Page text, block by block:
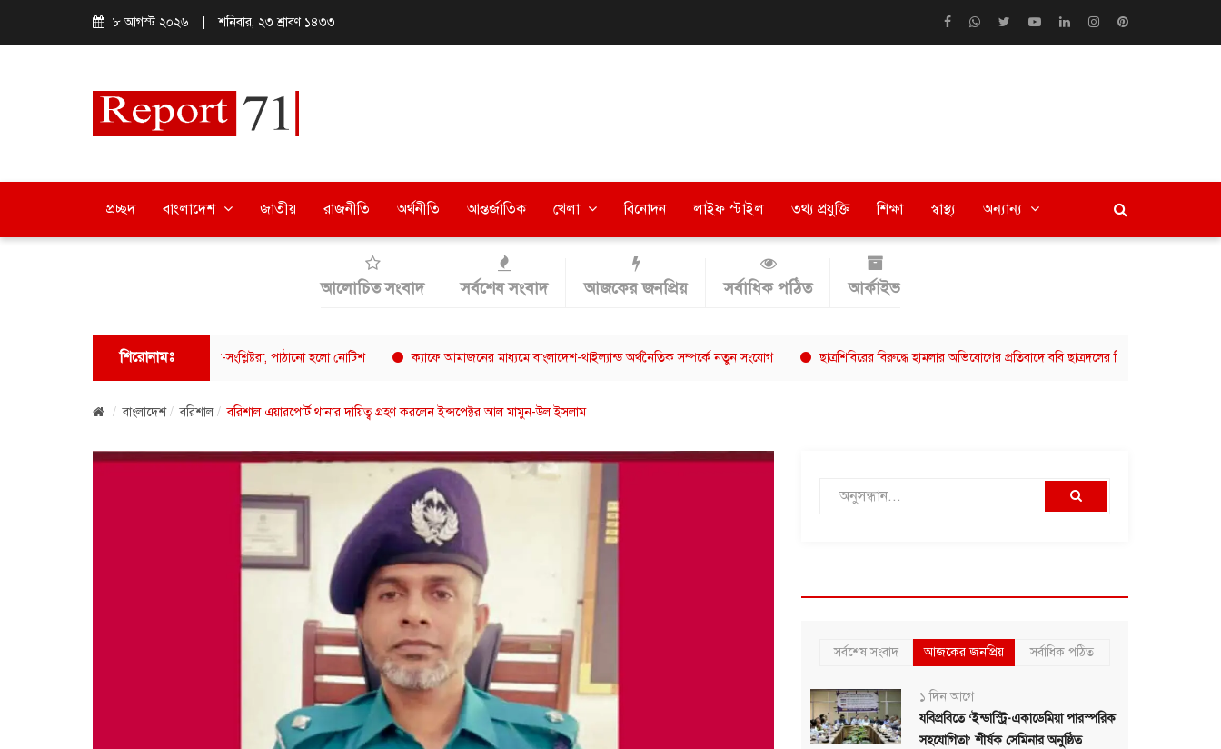
৮ আগস্ট ২০২৬ শনিবার, ২৩ শ্রাবণ ১৪৩৩
প্রচ্ছদ বাংলাদেশ জাতীয় রাজনীতি অর্থনীতি আন্তর্জাতিক খেলা বিনোদন লাইফ স্টাইল তথ্য প্রযুক্তি শিক্ষা স্বাস্থ্য অন্যান্য
আলোচিত সংবাদ সর্বশেষ সংবাদ আজকের জনপ্রিয় সর্বাধিক পঠিত আর্কাইভ
শিরোনামঃ
ফুয়াদের বক্তব্যে ক্ষুব্ধ ঢাবি শিক্ষার্থী-সংশ্লিষ্টরা, পাঠানো হলো নোটিশ ক্যাফে আমাজনের মাধ্যমে বাংলাদেশ-থাইল্যান্ড অর্থনৈতিক সম্পর্কে নতুন সংযোগ ছাত্রশিবিরের বিরুদ্ধে হামলার অভিযোগের প্রতিবাদে ববি ছাত্রদলের বিক্ষোভ মিছিল
বাংলাদেশ বরিশাল বরিশাল এয়ারপোর্ট থানার দায়িত্ব গ্রহণ করলেন ইন্সপেক্টর আল মামুন-উল ইসলাম
সর্বশেষ সংবাদ আজকের জনপ্রিয় সর্বাধিক পঠিত
১ দিন আগে
যবিপ্রবিতে ‘ইন্ডাস্ট্রি-একাডেমিয়া পারস্পরিক
সহযোগিতা’ শীর্ষক সেমিনার অনুষ্ঠিত